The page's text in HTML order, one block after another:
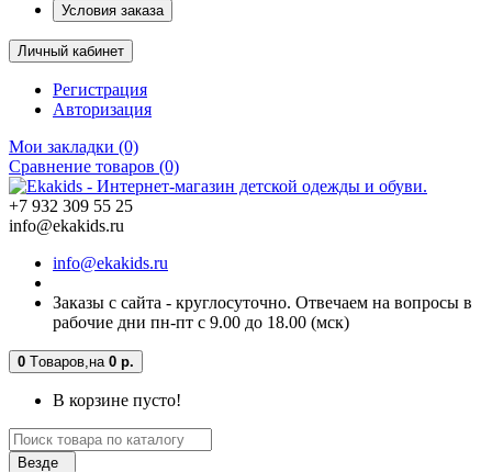
Условия заказа
Личный кабинет
Регистрация
Авторизация
Мои закладки (0)
Сравнение товаров (0)
+7 932 309 55 25
info@ekakids.ru
info@ekakids.ru
Заказы с сайта - круглосуточно. Отвечаем на вопросы в
рабочие дни пн-пт с 9.00 до 18.00 (мск)
0 Tоваров, на 0 р.
В корзине пусто!
Везде